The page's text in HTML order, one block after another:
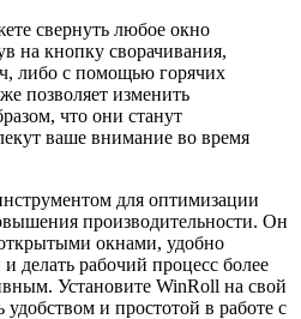
свернуть любое окно
на кнопку сворачивания,
либо с помощью горячих
позволяет изменить
что они станут
ваше внимание во время
для оптимизации
производительности. Он
открытыми окнами, удобно
делать рабочий процесс более
Установите WinRoll на свой
и простотой в работе с